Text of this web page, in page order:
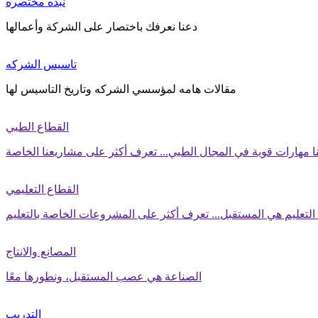
دعنا نعرفك باختصار على الشركة وأعمالها
تاسيس الشركه
مقالات هامه لمؤسسي الشركه وتاريخ التاسيس لها
القطاع الطبي
مهارات قوية في المجال الطبي... تعرف أكثر على مشاريعنا الخاصة
القطاع التعليمي
التعليم هي المستقبل... تعرف أكثر على المشروعات الخاصة بالتعليم
المصانع والانتاج
الصناعة هي عصب المستقبل، ونطورها معًا
التدريب